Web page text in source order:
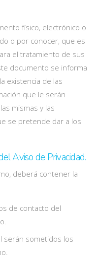
físico, electrónico o
o por conocer, que es
el tratamiento de sus
documento se informa
existencia de las
que le serán
mismas y las
se pretende dar a los
Aviso de Privacidad.
deberá contener la
de contacto del
serán sometidos los